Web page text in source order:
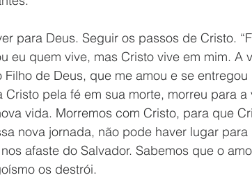
para Deus. Seguir os passos de Cristo.
eu quem vive, mas Cristo vive em mim. A
de Deus, que me amou e se entregou
Cristo pela fé em sua morte, morreu para
vida. Morremos com Cristo, para que
nova jornada, não pode haver lugar
afaste do Salvador. Sabemos que o
os destrói.